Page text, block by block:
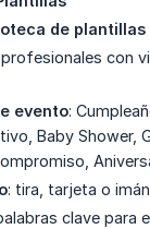
de plantillas
con
evento:
Baby Shower,
: tira, tarjeta o imán
clave para